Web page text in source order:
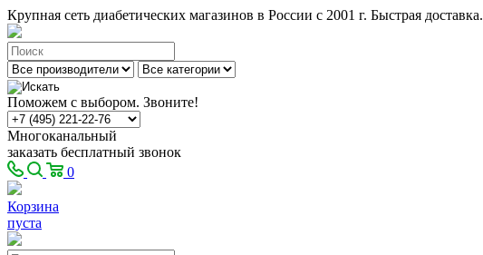
Крупная сеть диабетических магазинов в России с 2001 г. Быстрая доставка.
Поможем с выбором. Звоните!
Многоканальный
заказать бесплатный звонок
0
Корзина
пуста